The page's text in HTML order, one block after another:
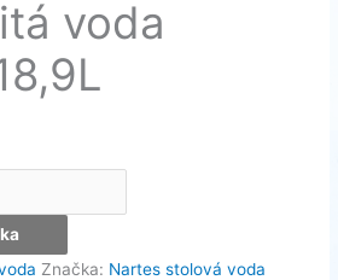
voda
Značka: Nartes stolová voda